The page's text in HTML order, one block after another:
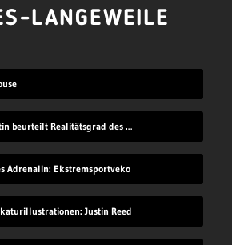
LANGEWEILE
Katzen-Expertin beurteilt Realitätsgrad des Verhaltens in „Stray“
Adrenalin: Ekstremsportveko
Justin Reed